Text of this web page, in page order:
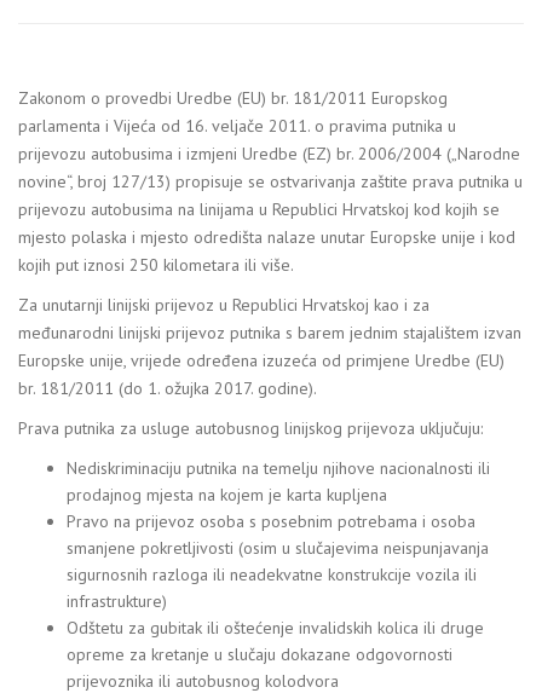
Zakonom o provedbi Uredbe (EU) br. 181/2011 Europskog
parlamenta i Vijeća od 16. veljače 2011. o pravima putnika u
prijevozu autobusima i izmjeni Uredbe (EZ) br. 2006/2004 („Narodne
novine“, broj 127/13) propisuje se ostvarivanja zaštite prava putnika u
prijevozu autobusima na linijama u Republici Hrvatskoj kod kojih se
mjesto polaska i mjesto odredišta nalaze unutar Europske unije i kod
kojih put iznosi 250 kilometara ili više.
Za unutarnji linijski prijevoz u Republici Hrvatskoj kao i za
međunarodni linijski prijevoz putnika s barem jednim stajalištem izvan
Europske unije, vrijede određena izuzeća od primjene Uredbe (EU)
br. 181/2011 (do 1. ožujka 2017. godine).
Prava putnika za usluge autobusnog linijskog prijevoza uključuju:
Nediskriminaciju putnika na temelju njihove nacionalnosti ili
prodajnog mjesta na kojem je karta kupljena
Pravo na prijevoz osoba s posebnim potrebama i osoba
smanjene pokretljivosti (osim u slučajevima neispunjavanja
sigurnosnih razloga ili neadekvatne konstrukcije vozila ili
infrastrukture)
Odštetu za gubitak ili oštećenje invalidskih kolica ili druge
opreme za kretanje u slučaju dokazane odgovornosti
prijevoznika ili autobusnog kolodvora